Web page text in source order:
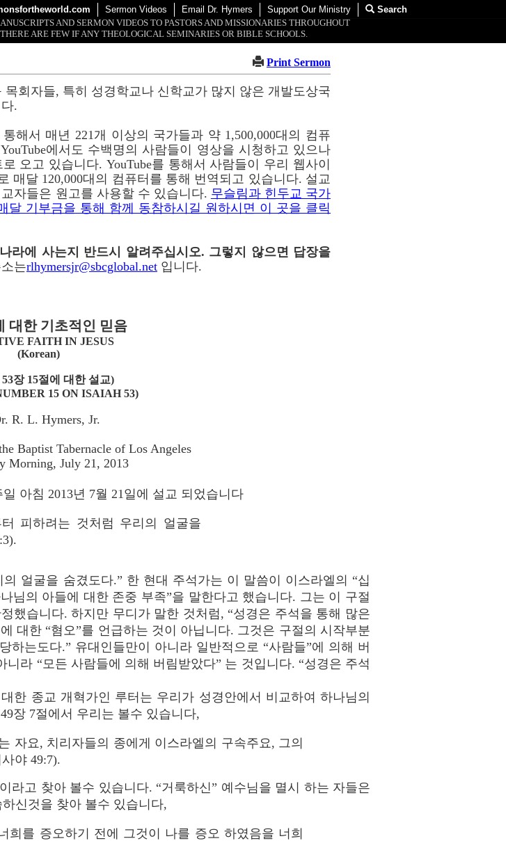
Sermon Videos Email Dr. Hymers Support Our Ministry
Search
AND SERMON VIDEOS TO PASTORS AND MISSIONARIES THROUGHOUT
ARE FEW IF ANY THEOLOGICAL SEMINARIES OR BIBLE SCHOOLS.
Print Sermon
회자들, 특히 성경학교나 신학교가 많지 않은 개발도상국
.
통해서 매년 221개 이상의 국가들과 약 1,500,000대의 컴퓨
에서도 수백명의 사람들이 영상을 시청하고 있으나
오고 있습니다. YouTube를 통해서 사람들이 우리 웹사이
매달 120,000대의 컴퓨터를 통해 번역되고 있습니다. 설교
자들은 원고를 사용할 수 있습니다. 무슬림과 힌두교 국가
달 기부금을 통해 함께 동참하시길 원하시면 이 곳을 클릭
라에 사는지 반드시 알려주십시오. 그렇지 않으면 답장을
는rlhymersjr@sbcglobal.net 입니다.
대한 기초적인 믿음
FAITH IN JESUS
(Korean)
장 15절에 대한 설교)
15 ON ISAIAH 53)
R. L. Hymers, Jr.
Baptist Tabernacle of Los Angeles
Morning, July 21, 2013
아침 2013년 7월 21일에 설교 되었습니다
피하려는 것처럼 우리의 얼굴을
얼굴을 숨겼도다.” 한 현대 주석가는 이 말씀이 이스라엘의 “십
님의 아들에 대한 존중 부족”을 말한다고 했습니다. 그는 이 구절
했습니다. 하지만 무디가 말한 것처럼, “성경은 주석을 통해 많은
대한 “혐오”를 언급하는 것이 아닙니다. 그것은 구절의 시작부분
하는도다.” 유대인들만이 아니라 일반적으로 “사람들”에 의해 버
라 “모든 사람들에 의해 버림받았다” 는 것입니다. “성경은 주석
한 종교 개혁가인 루터는 우리가 성경안에서 비교하여 하나님의
장 7절에서 우리는 볼수 있습니다,
자요, 치리자들의 종에게 이스라엘의 구속주요, 그의
야 49:7).
라고 찾아 볼수 있습니다. “거룩하신” 예수님을 멸시 하는 자들은
신것을 찾아 볼수 있습니다,
희를 증오하기 전에 그것이 나를 증오 하였음을 너희